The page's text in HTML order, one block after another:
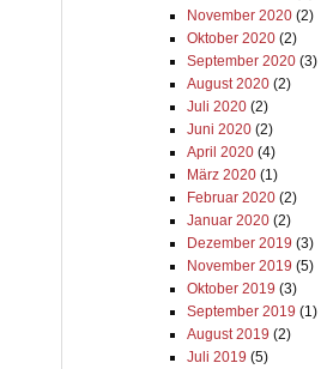
November 2020(2)
Oktober 2020(2)
September 2020(3)
August 2020(2)
Juli 2020(2)
Juni 2020(2)
April 2020(4)
März 2020(1)
Februar 2020(2)
Januar 2020(2)
Dezember 2019 (3)
November 2019 (5)
Oktober 2019 (3)
September 2019 (1)
August 2019 (2)
Juli 2019 (5)